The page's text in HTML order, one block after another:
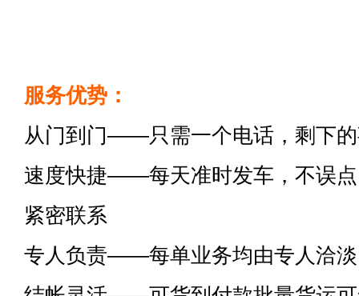
服务优势：
从门到门——只需一个电话，剩下
速度快捷——每天准时发车，不误
紧密联系
专人负责——每单业务均由专人洽